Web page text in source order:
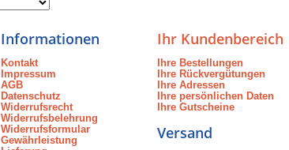
Informationen
Kontakt
Impressum
AGB
Datenschutz
Widerrufsrecht
Widerrufsbelehrung
Widerrufsformular
Gewährleistung
Ihr Kundenbereich
Ihre Bestellungen
Ihre Rückvergütungen
Ihre Adressen
Ihre persönlichen Daten
Ihre Gutscheine
Versand